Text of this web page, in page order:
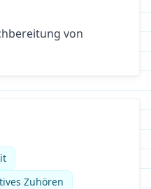
von
Zuhören